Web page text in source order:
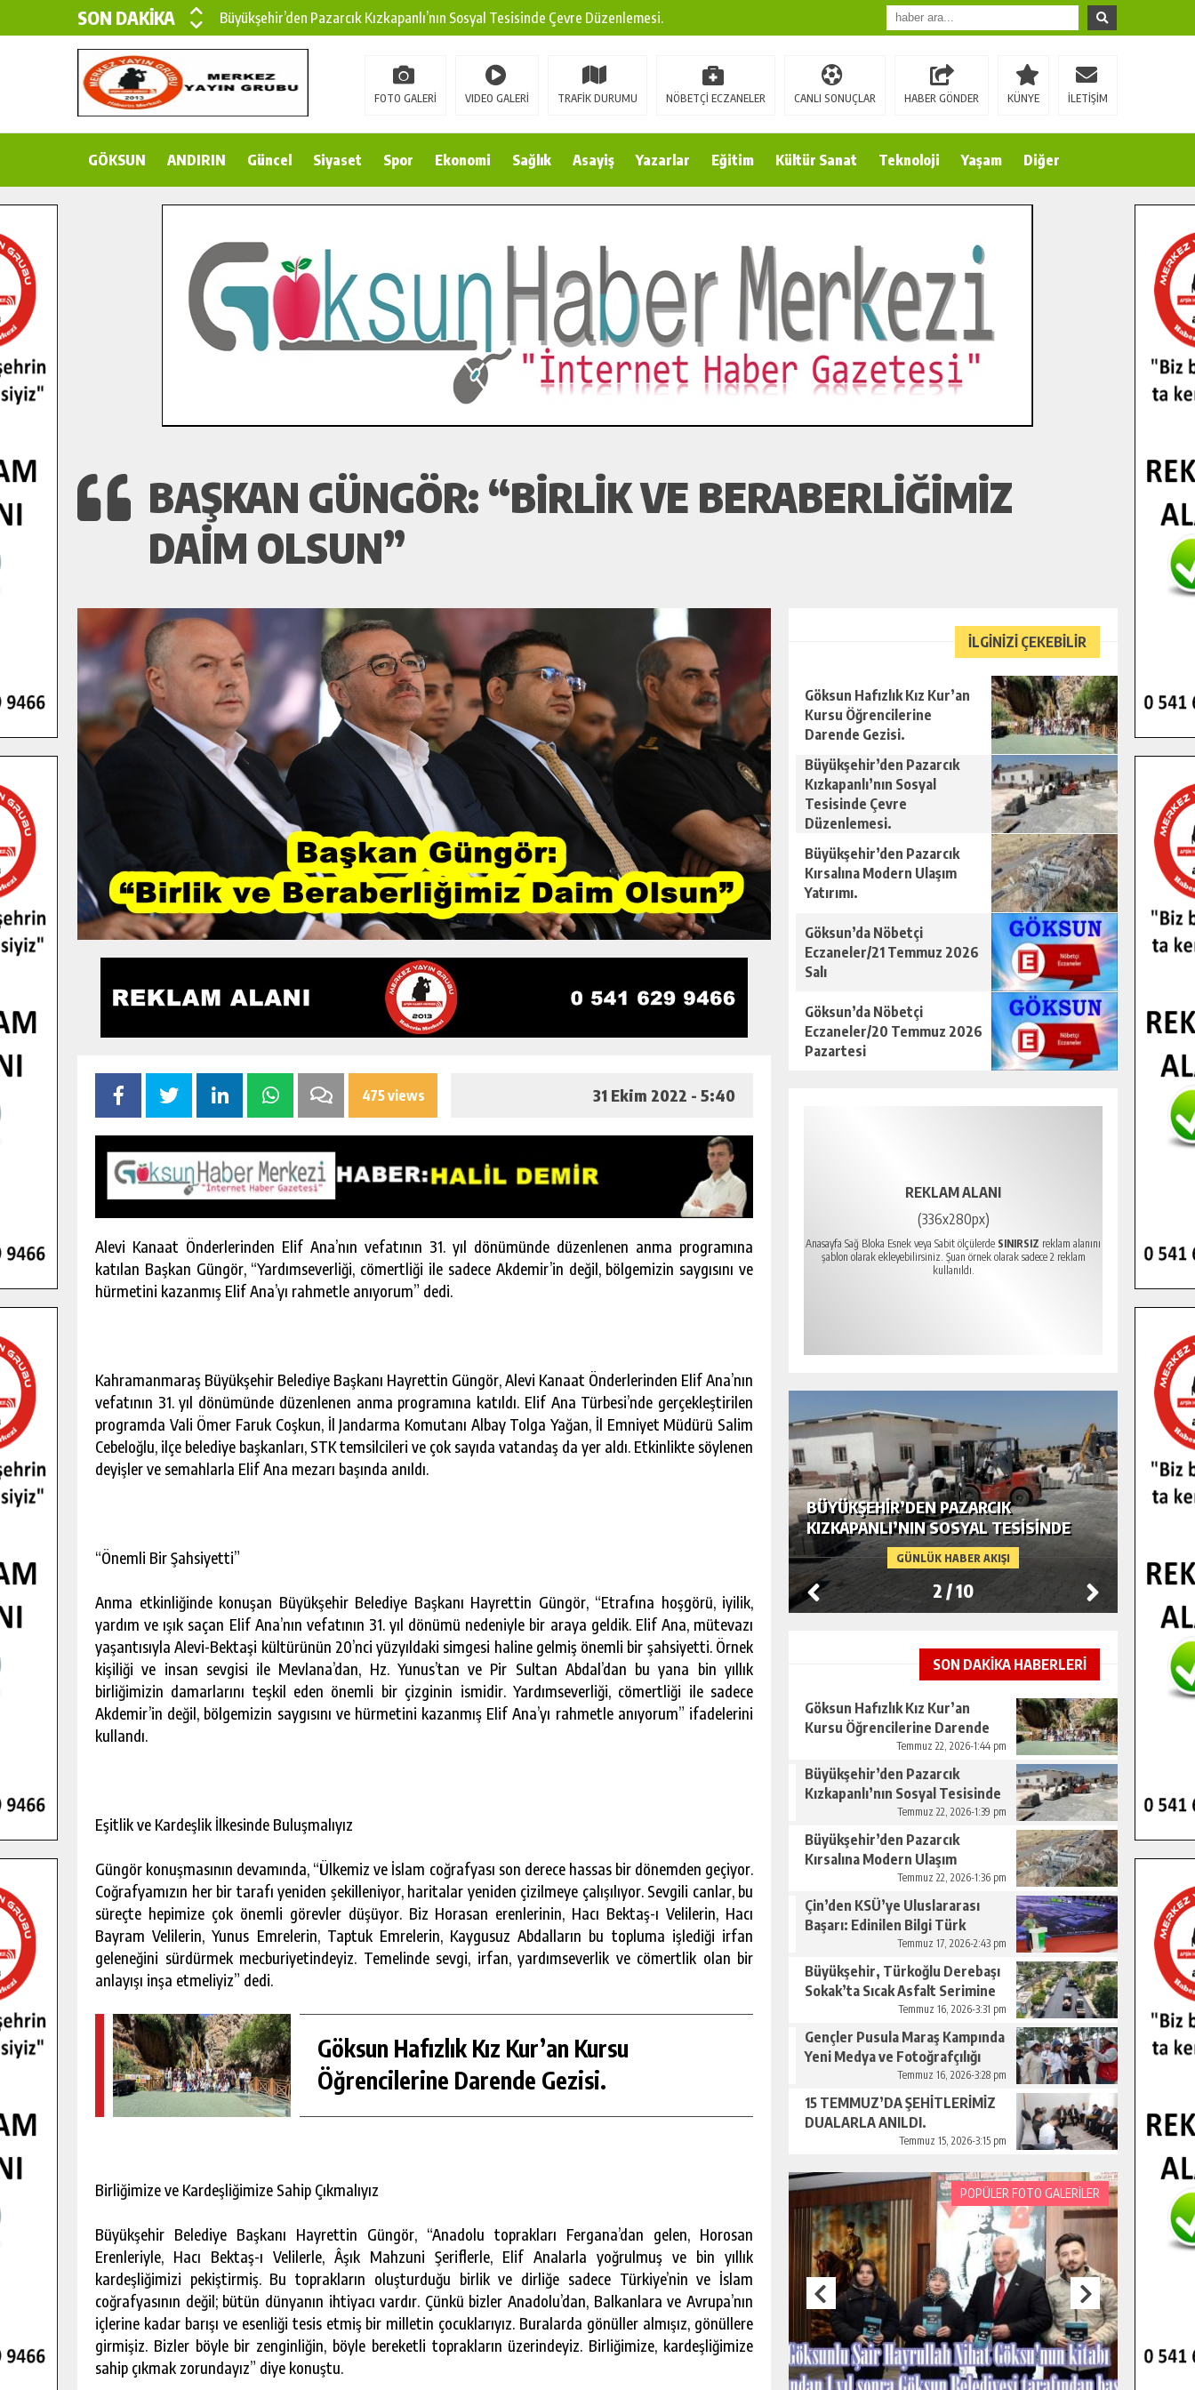
SON DAKİKA
Büyükşehir’den Pazarcık Kızkapanlı’nın Sosyal Tesisinde Çevre Düzenlemesi.
Büyükşehir’den Pazarcık Kırsalına Modern Ulaşım Yatırımı.
Çin’den KSÜ’ye Uluslararası Başarı: Edinilen Bilgi Türk Tarımına Katkı Sağlayacak.
Gençler Pusula Maraş Kampında Yeni Medya ve Fotoğrafçılığı Keşfetti.
İlçe Jandarma Komutanı Karakaya’dan Başkan Cüce’ye Veda Ziyareti.
Bertiz’in Yeni Köprüsünde Sona Doğru.
FOTO GALERİ VIDEO GALERİ TRAFİK DURUMU NÖBETÇİ ECZANELER CANLI SONUÇLAR HABER GÖNDER KÜNYE İLETİŞİM
GÖKSUN ANDIRIN Güncel Siyaset Spor Ekonomi Sağlık Asayiş Yazarlar Eğitim Kültür Sanat Teknoloji Yaşam Diğer
BAŞKAN GÜNGÖR: “BIRLIK VE BERABERLIĞIMIZ
DAIM OLSUN”
475 views 31 Ekim 2022 - 5:40
Alevi Kanaat Önderlerinden Elif Ana’nın vefatının 31. yıl dönümünde düzenlenen anma programına
katılan Başkan Güngör, “Yardımseverliği, cömertliği ile sadece Akdemir’in değil, bölgemizin saygısını ve
hürmetini kazanmış Elif Ana’yı rahmetle anıyorum” dedi.
Kahramanmaraş Büyükşehir Belediye Başkanı Hayrettin Güngör, Alevi Kanaat Önderlerinden Elif Ana’nın
vefatının 31. yıl dönümünde düzenlenen anma programına katıldı. Elif Ana Türbesi’nde gerçekleştirilen
programda Vali Ömer Faruk Coşkun, İl Jandarma Komutanı Albay Tolga Yağan, İl Emniyet Müdürü Salim
Cebeloğlu, ilçe belediye başkanları, STK temsilcileri ve çok sayıda vatandaş da yer aldı. Etkinlikte söylenen
deyişler ve semahlarla Elif Ana mezarı başında anıldı.
“Önemli Bir Şahsiyetti”
Anma etkinliğinde konuşan Büyükşehir Belediye Başkanı Hayrettin Güngör, “Etrafına hoşgörü, iyilik,
yardım ve ışık saçan Elif Ana’nın vefatının 31. yıl dönümü nedeniyle bir araya geldik. Elif Ana, mütevazı
yaşantısıyla Alevi-Bektaşi kültürünün 20’nci yüzyıldaki simgesi haline gelmiş önemli bir şahsiyetti. Örnek
kişiliği ve insan sevgisi ile Mevlana’dan, Hz. Yunus’tan ve Pir Sultan Abdal’dan bu yana bin yıllık
birliğimizin damarlarını teşkil eden önemli bir çizginin ismidir. Yardımseverliği, cömertliği ile sadece
Akdemir’in değil, bölgemizin saygısını ve hürmetini kazanmış Elif Ana’yı rahmetle anıyorum” ifadelerini
kullandı.
Eşitlik ve Kardeşlik İlkesinde Buluşmalıyız
Güngör konuşmasının devamında, “Ülkemiz ve İslam coğrafyası son derece hassas bir dönemden geçiyor.
Coğrafyamızın her bir tarafı yeniden şekilleniyor, haritalar yeniden çizilmeye çalışılıyor. Sevgili canlar, bu
süreçte hepimize çok önemli görevler düşüyor. Biz Horasan erenlerinin, Hacı Bektaş-ı Velilerin, Hacı
Bayram Velilerin, Yunus Emrelerin, Taptuk Emrelerin, Kaygusuz Abdalların bu topluma işlediği irfan
geleneğini sürdürmek mecburiyetindeyiz. Temelinde sevgi, irfan, yardımseverlik ve cömertlik olan bir
anlayışı inşa etmeliyiz” dedi.
Göksun Hafızlık Kız Kur’an Kursu
Öğrencilerine Darende Gezisi.
Birliğimize ve Kardeşliğimize Sahip Çıkmalıyız
Büyükşehir Belediye Başkanı Hayrettin Güngör, “Anadolu toprakları Fergana’dan gelen, Horosan
Erenleriyle, Hacı Bektaş-ı Velilerle, Âşık Mahzuni Şeriflerle, Elif Analarla yoğrulmuş ve bin yıllık
kardeşliğimizi pekiştirmiş. Bu toprakların oluşturduğu birlik ve dirliğe sadece Türkiye’nin ve İslam
coğrafyasının değil; bütün dünyanın ihtiyacı vardır. Çünkü bizler Anadolu’dan, Balkanlara ve Avrupa’nın
içlerine kadar barışı ve esenliği tesis etmiş bir milletin çocuklarıyız. Buralarda gönüller almışız, gönüllere
girmişiz. Bizler böyle bir zenginliğin, böyle bereketli toprakların üzerindeyiz. Birliğimize, kardeşliğimize
sahip çıkmak zorundayız” diye konuştu.
İLGİNİZİ ÇEKEBİLİR
Göksun Hafızlık Kız Kur’an
Kursu Öğrencilerine
Darende Gezisi.
Büyükşehir’den Pazarcık
Kızkapanlı’nın Sosyal
Tesisinde Çevre
Düzenlemesi.
Büyükşehir’den Pazarcık
Kırsalına Modern Ulaşım
Yatırımı.
Göksun’da Nöbetçi
Eczaneler/21 Temmuz 2026
Salı
Göksun’da Nöbetçi
Eczaneler/20 Temmuz 2026
Pazartesi
REKLAM ALANI
(336x280px)
Anasayfa Sağ Bloka Esnek veya Sabit ölçülerde SINIRSIZ reklam alanını
şablon olarak ekleyebilirsiniz. Şuan örnek olarak sadece 2 reklam
kullanıldı.
GÜNLÜK HABER AKIŞI GÜNLÜK HABER AKIŞI
BÜYÜKŞEHIR’DEN PAZARCIK KIRSALINA
MODERN ULAŞIM YATIRIMI.
3 /10
SON DAKİKA HABERLERİ
Göksun Hafızlık Kız Kur’an
Kursu Öğrencilerine Darende
Temmuz 22, 2026-1:44 pm
Büyükşehir’den Pazarcık
Kızkapanlı’nın Sosyal Tesisinde
Çevre Düzenlemesi.Temmuz 22, 2026-1:39 pm
Büyükşehir’den Pazarcık
Kırsalına Modern Ulaşım
Temmuz 22, 2026-1:36 pm
Çin’den KSÜ’ye Uluslararası
Başarı: Edinilen Bilgi Türk
Tarımına Katkı Sağlayacak.
Temmuz 17, 2026-2:43 pm
Büyükşehir, Türkoğlu Derebaşı
Sokak’ta Sıcak Asfalt Serimine
Temmuz 16, 2026-3:31 pm
Gençler Pusula Maraş Kampında
Yeni Medya ve Fotoğrafçılığı
Temmuz 16, 2026-3:28 pm
15 TEMMUZ’DA ŞEHİTLERİMİZ
DUALARLA ANILDI.
Temmuz 15, 2026-3:15 pm
POPÜLER FOTO GALERİLER